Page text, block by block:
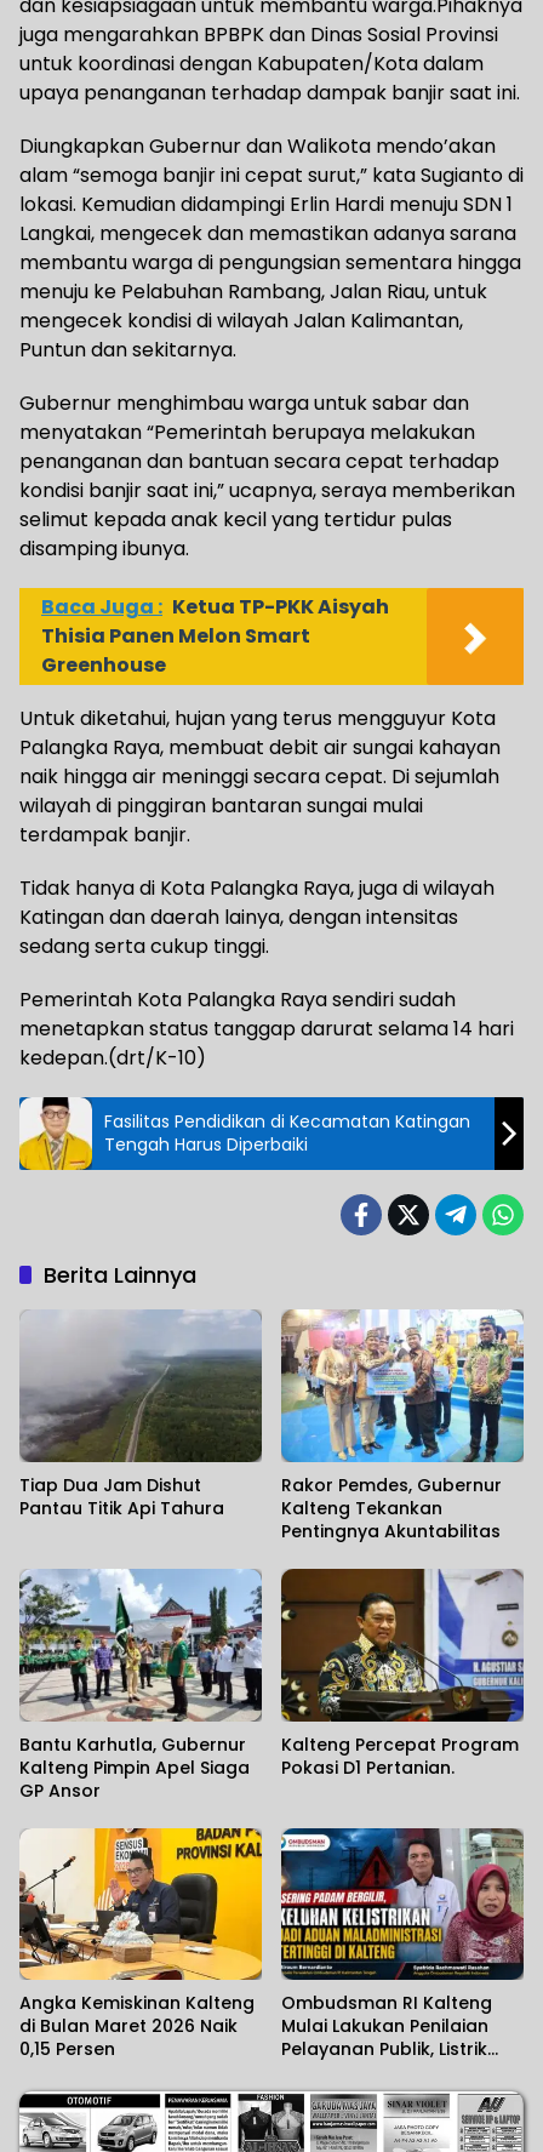
dan kesiapsiagaan untuk membantu warga.Pihaknya
juga mengarahkan BPBPK dan Dinas Sosial Provinsi
untuk koordinasi dengan Kabupaten/Kota dalam
upaya penanganan terhadap dampak banjir saat ini.
Diungkapkan Gubernur dan Walikota mendo’akan
alam “semoga banjir ini cepat surut,” kata Sugianto di
lokasi. Kemudian didampingi Erlin Hardi menuju SDN 1
Langkai, mengecek dan memastikan adanya sarana
membantu warga di pengungsian sementara hingga
menuju ke Pelabuhan Rambang, Jalan Riau, untuk
mengecek kondisi di wilayah Jalan Kalimantan,
Puntun dan sekitarnya.
Gubernur menghimbau warga untuk sabar dan
menyatakan “Pemerintah berupaya melakukan
penanganan dan bantuan secara cepat terhadap
kondisi banjir saat ini,” ucapnya, seraya memberikan
selimut kepada anak kecil yang tertidur pulas
disamping ibunya.
Baca Juga : Ketua TP-PKK Aisyah
Thisia Panen Melon Smart
Greenhouse
Untuk diketahui, hujan yang terus mengguyur Kota
Palangka Raya, membuat debit air sungai kahayan
naik hingga air meninggi secara cepat. Di sejumlah
wilayah di pinggiran bantaran sungai mulai
terdampak banjir.
Tidak hanya di Kota Palangka Raya, juga di wilayah
Katingan dan daerah lainya, dengan intensitas
sedang serta cukup tinggi.
Pemerintah Kota Palangka Raya sendiri sudah
menetapkan status tanggap darurat selama 14 hari
kedepan.(drt/K-10)
Fasilitas Pendidikan di Kecamatan Katingan
Tengah Harus Diperbaiki
Berita Lainnya
Tiap Dua Jam Dishut
Pantau Titik Api Tahura
Rakor Pemdes, Gubernur
Kalteng Tekankan
Pentingnya Akuntabilitas
Bantu Karhutla, Gubernur
Kalteng Pimpin Apel Siaga
GP Ansor
Kalteng Percepat Program
Pokasi D1 Pertanian.
Angka Kemiskinan Kalteng
di Bulan Maret 2026 Naik
0,15 Persen
Ombudsman RI Kalteng
Mulai Lakukan Penilaian
Pelayanan Publik, Listrik